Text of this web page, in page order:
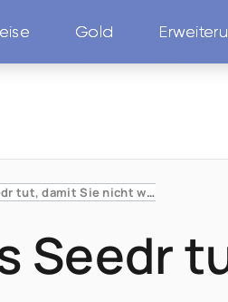
Gold
V2 Zeitersparnis — was Seedr tut, damit Sie nicht warten müssen
Seedr